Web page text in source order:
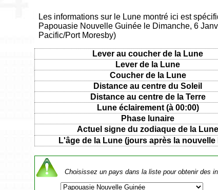
Les informations sur le Lune montré ici est
Papouasie Nouvelle Guinée le Dimanche, 6
Pacific/Port Moresby)
Lever au coucher de la Lune
Lever de la Lune
Coucher de la Lune
Distance au centre du Soleil
Distance au centre de la Terre
Lune éclairement (à 00:00)
Phase lunaire
Actuel signe du zodiaque de la Lune
L'âge de la Lune (jours après la nouvelle
Choisissez un pays dans la liste pour obtenir des